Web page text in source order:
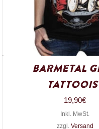
Barmetal
19,90€
Inkl. MwSt.
zzgl. Versand